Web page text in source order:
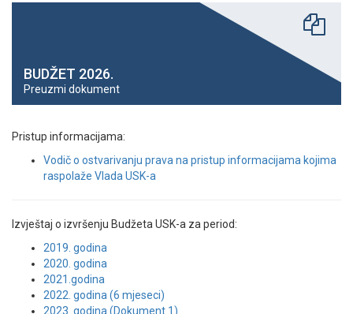
BUDŽET 2026.
Preuzmi dokument
Pristup informacijama:
Vodič o ostvarivanju prava na pristup informacijama kojima
raspolaže Vlada USK-a
Izvještaj o izvršenju Budžeta USK-a za period:
2019. godina
2020. godina
2021.godina
2022. godina (6 mjeseci)
2023. godina (Dokument 1)